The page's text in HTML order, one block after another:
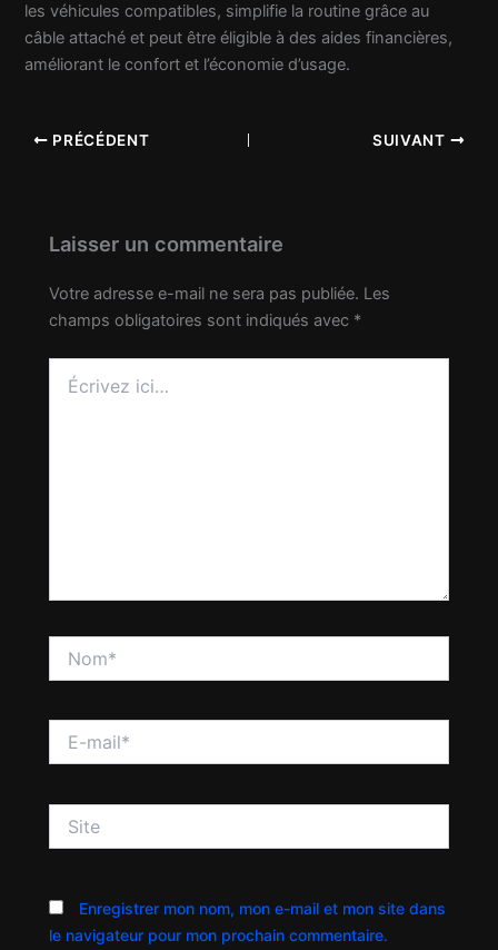
les véhicules compatibles, simplifie la routine grâce au
câble attaché et peut être éligible à des aides financières,
améliorant le confort et l’économie d’usage.
PRÉCÉDENT SUIVANT
Laisser un commentaire
Votre adresse e-mail ne sera pas publiée. Les
champs obligatoires sont indiqués avec *
ici…
mail*
Enregistrer mon nom, mon e-mail et mon site dans
le navigateur pour mon prochain commentaire.